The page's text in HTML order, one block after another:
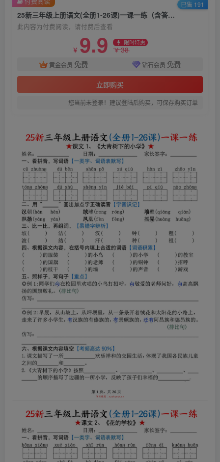
25新三年级上册语文(全册1-26课)一课一练（含答案）
此内容为付费阅读，请付费后查看
￥ 9.9 限时特惠
￥38
黄金会员 免费 钻石会员 免费
立即购买
您当前未登录！建议登陆后购买，可保存购买订单
已售 191